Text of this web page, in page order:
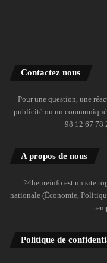
Contactez nous
Pour une question, une
publicité ou un
98 12 67 78
A propos de nous
24heureinfo est un site
nationale (Économie,
Politique de